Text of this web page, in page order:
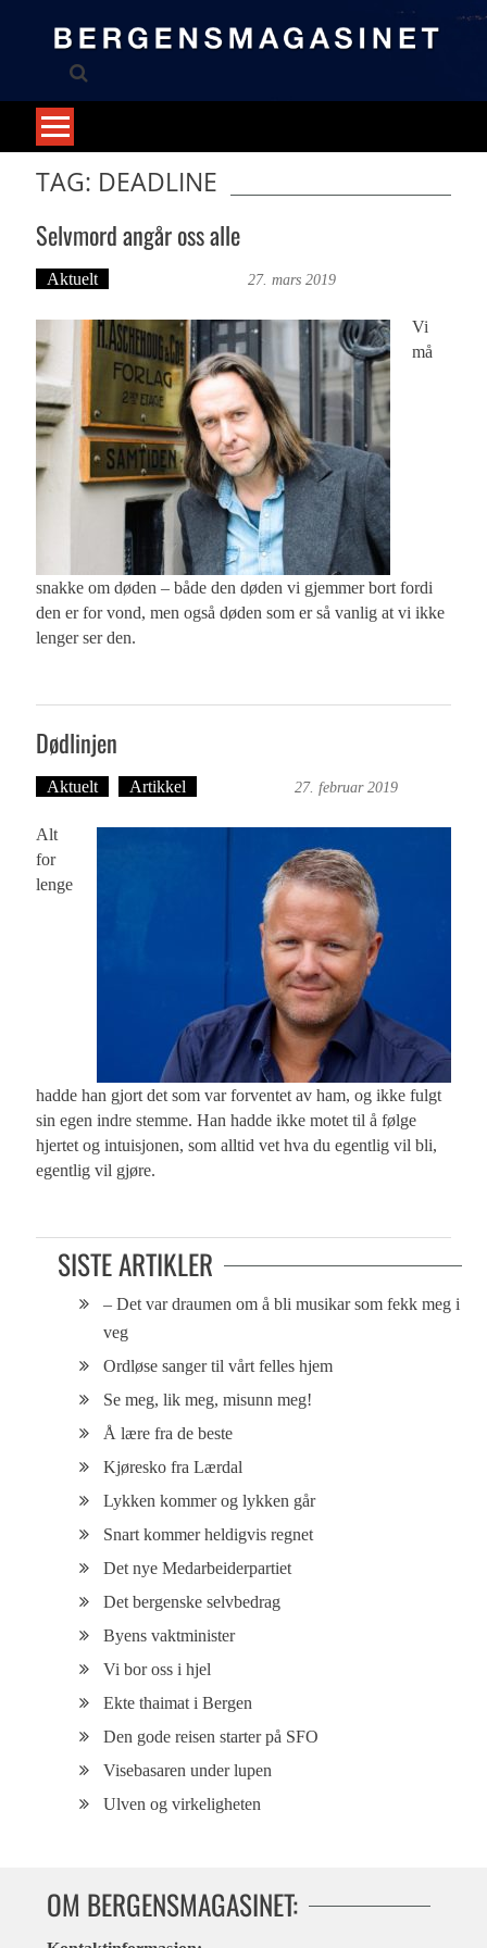
TAG: DEADLINE
Selvmord angår oss alle
Aktuelt 27. mars 2019
Vi
må
snakke om døden – både den døden vi gjemmer bort fordi
den er for vond, men også døden som er så vanlig at vi ikke
lenger ser den.
Dødlinjen
Aktuelt Artikkel 27. februar 2019
Alt
for
lenge
hadde han gjort det som var forventet av ham, og ikke fulgt
sin egen indre stemme. Han hadde ikke motet til å følge
hjertet og intuisjonen, som alltid vet hva du egentlig vil bli,
egentlig vil gjøre.
SISTE ARTIKLER
– Det var draumen om å bli musikar som fekk meg i
veg
Ordløse sanger til vårt felles hjem
Se meg, lik meg, misunn meg!
Å lære fra de beste
Kjøresko fra Lærdal
Lykken kommer og lykken går
Snart kommer heldigvis regnet
Det nye Medarbeiderpartiet
Det bergenske selvbedrag
Byens vaktminister
Vi bor oss i hjel
Ekte thaimat i Bergen
Den gode reisen starter på SFO
Visebasaren under lupen
Ulven og virkeligheten
OM BERGENSMAGASINET: